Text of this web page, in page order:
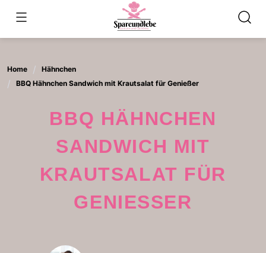
content
Home
Hähnchen
BBQ Hähnchen Sandwich mit Krautsalat für Genießer
BBQ HÄHNCHEN
SANDWICH MIT
KRAUTSALAT FÜR
GENIESSER